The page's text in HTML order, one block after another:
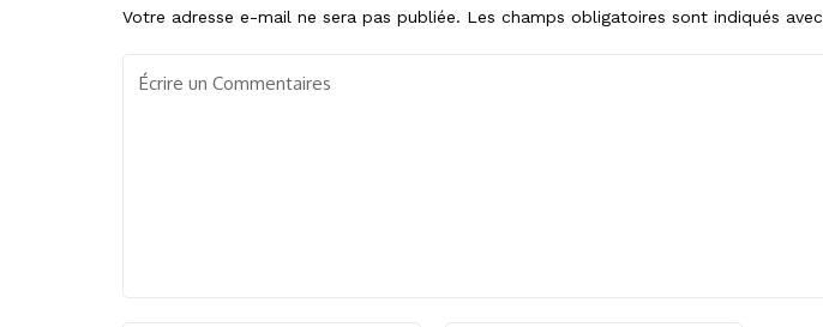
Votre adresse e-mail ne sera pas publiée. Les champs obligatoires sont indiqués avec